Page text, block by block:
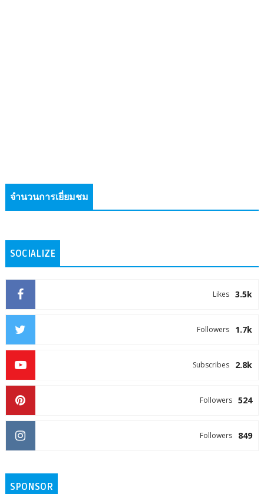
จำนวนการเยี่ยมชม
SOCIALIZE
3.5k
Likes
1.7k
Followers
2.8k
Subscribes
524
Followers
849
Followers
SPONSOR